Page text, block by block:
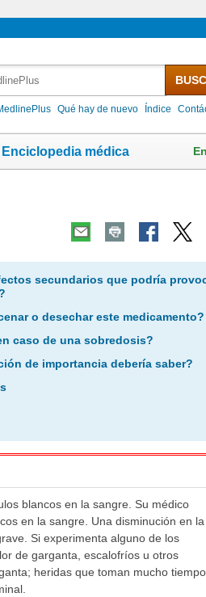
Qué hay de nuevo Índice
Enciclopedia médica
secundarios que podría
o desechar este medicamento?
caso de una sobredosis?
de importancia debería saber?
blancos en la sangre. Su médico
en la sangre. Una disminución en la
Si experimenta alguno de los
de garganta, escalofríos u otros
heridas que toman mucho tiempo